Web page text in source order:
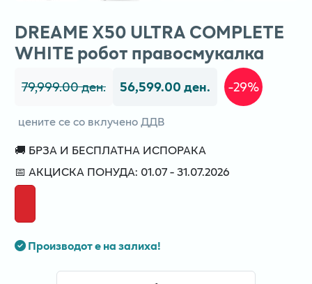
DREAME X50 ULTRA COMPLETE
WHITE робот правосмукалка
79,999.00 ден. 56,599.00 ден. -29%
цените се со вклучено ДДВ
🚚 БРЗА И БЕСПЛАТНА ИСПОРАКА
📅 АКЦИСКА ПОНУДА: 01.07 - 31.07.2026
Производот е на залиха!